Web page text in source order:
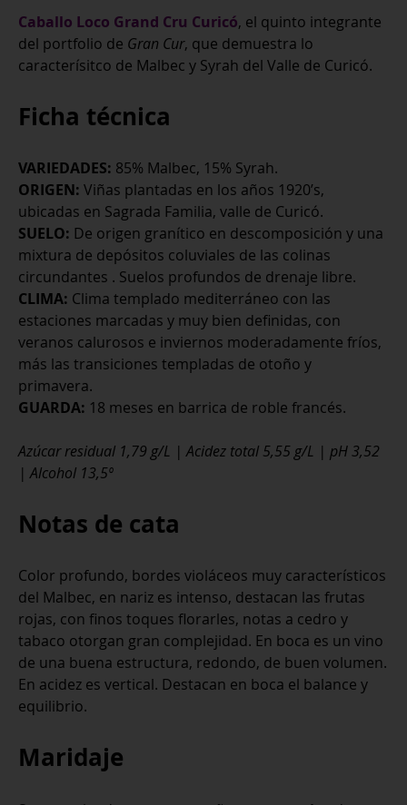
Cru
Curicó
Malbec
Caballo Loco Grand Cru Curicó, el quinto integrante
del portfolio de Gran Cur, que demuestra lo
caracterísitco de Malbec y Syrah del Valle de Curicó.
Ficha técnica
VARIEDADES: 85% Malbec, 15% Syrah.
ORIGEN: Viñas plantadas en los años 1920’s,
ubicadas en Sagrada Familia, valle de Curicó.
SUELO: De origen granítico en descomposición y una
mixtura de depósitos coluviales de las colinas
circundantes . Suelos profundos de drenaje libre.
CLIMA: Clima templado mediterráneo con las
estaciones marcadas y muy bien definidas, con
veranos calurosos e inviernos moderadamente fríos,
más las transiciones templadas de otoño y
primavera.
GUARDA: 18 meses en barrica de roble francés.
Azúcar residual 1,79 g/L | Acidez total 5,55 g/L | pH 3,52
| Alcohol 13,5º
Notas de cata
Color profundo, bordes violáceos muy característicos
del Malbec, en nariz es intenso, destacan las frutas
rojas, con finos toques florarles, notas a cedro y
tabaco otorgan gran complejidad. En boca es un vino
de una buena estructura, redondo, de buen volumen.
En acidez es vertical. Destacan en boca el balance y
equilibrio.
Maridaje